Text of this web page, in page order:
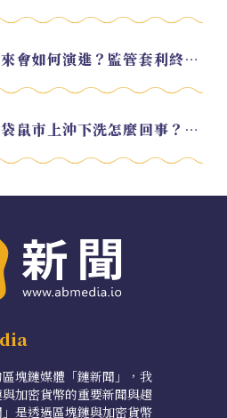
EP.217 美元穩定幣未來會如何演進？監管套利終將收斂？feat. 研究員 余哲安
EP.213 川普大攪局：袋鼠市上沖下洗怎麼回事？feat. Alvin
塊鏈媒體「鏈新聞」，我
加密貨幣的重要新聞與趨
是透過區塊鏈與加密貨幣